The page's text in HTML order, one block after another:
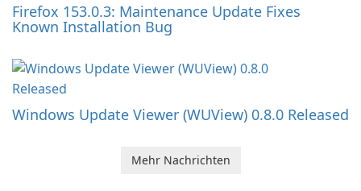
Firefox 153.0.3: Maintenance Update Fixes
Known Installation Bug
Windows Update Viewer (WUView) 0.8.0 Released
Mehr Nachrichten